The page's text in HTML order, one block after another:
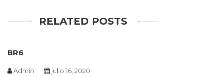
RELATED POSTS
BR6
Admin julio 16, 2020